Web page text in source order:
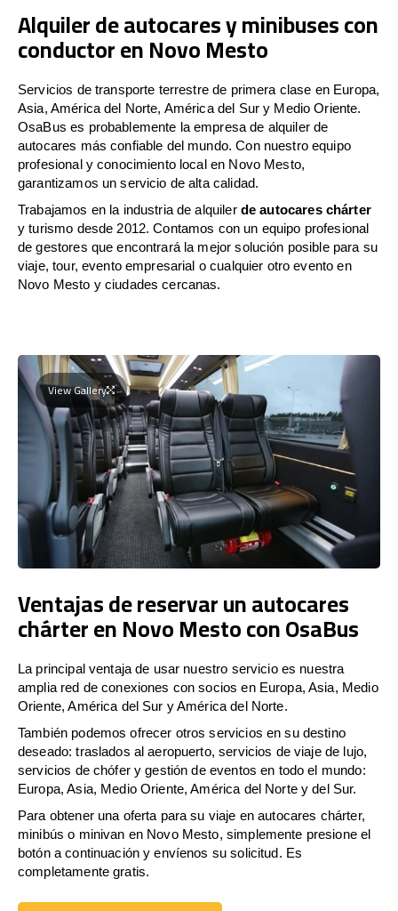
Alquiler de autocares y minibuses con
conductor en Novo Mesto
Servicios de transporte terrestre de primera clase en Europa,
Asia, América del Norte, América del Sur y Medio Oriente.
OsaBus es probablemente la empresa de alquiler de
autocares más confiable del mundo. Con nuestro equipo
profesional y conocimiento local en Novo Mesto,
garantizamos un servicio de alta calidad.
Trabajamos en la industria de alquiler de autocares chárter
y turismo desde 2012. Contamos con un equipo profesional
de gestores que encontrará la mejor solución posible para su
viaje, tour, evento empresarial o cualquier otro evento en
Novo Mesto y ciudades cercanas.
View Gallery
Ventajas de reservar un autocares
chárter en Novo Mesto con OsaBus
La principal ventaja de usar nuestro servicio es nuestra
amplia red de conexiones con socios en Europa, Asia, Medio
Oriente, América del Sur y América del Norte.
También podemos ofrecer otros servicios en su destino
deseado: traslados al aeropuerto, servicios de viaje de lujo,
servicios de chófer y gestión de eventos en todo el mundo:
Europa, Asia, Medio Oriente, América del Norte y del Sur.
Para obtener una oferta para su viaje en autocares chárter,
minibús o minivan en Novo Mesto, simplemente presione el
botón a continuación y envíenos su solicitud. Es
completamente gratis.